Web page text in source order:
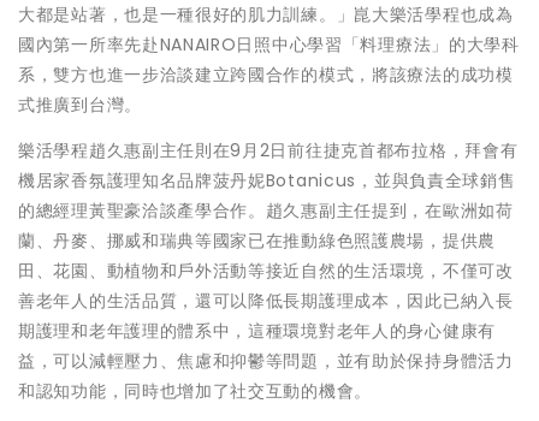
大都是站著，也是一種很好的肌力訓練。」崑大樂活學程也成為
國內第一所率先赴NANAIRO日照中心學習「料理療法」的大學科
系，雙方也進一步洽談建立跨國合作的模式，將該療法的成功模
式推廣到台灣。
樂活學程趙久惠副主任則在9月2日前往捷克首都布拉格，拜會有
機居家香氛護理知名品牌菠丹妮Botanicus，並與負責全球銷售
的總經理黃聖豪洽談產學合作。趙久惠副主任提到，在歐洲如荷
蘭、丹麥、挪威和瑞典等國家已在推動綠色照護農場，提供農
田、花園、動植物和戶外活動等接近自然的生活環境，不僅可改
善老年人的生活品質，還可以降低長期護理成本，因此已納入長
期護理和老年護理的體系中，這種環境對老年人的身心健康有
益，可以減輕壓力、焦慮和抑鬱等問題，並有助於保持身體活力
和認知功能，同時也增加了社交互動的機會。